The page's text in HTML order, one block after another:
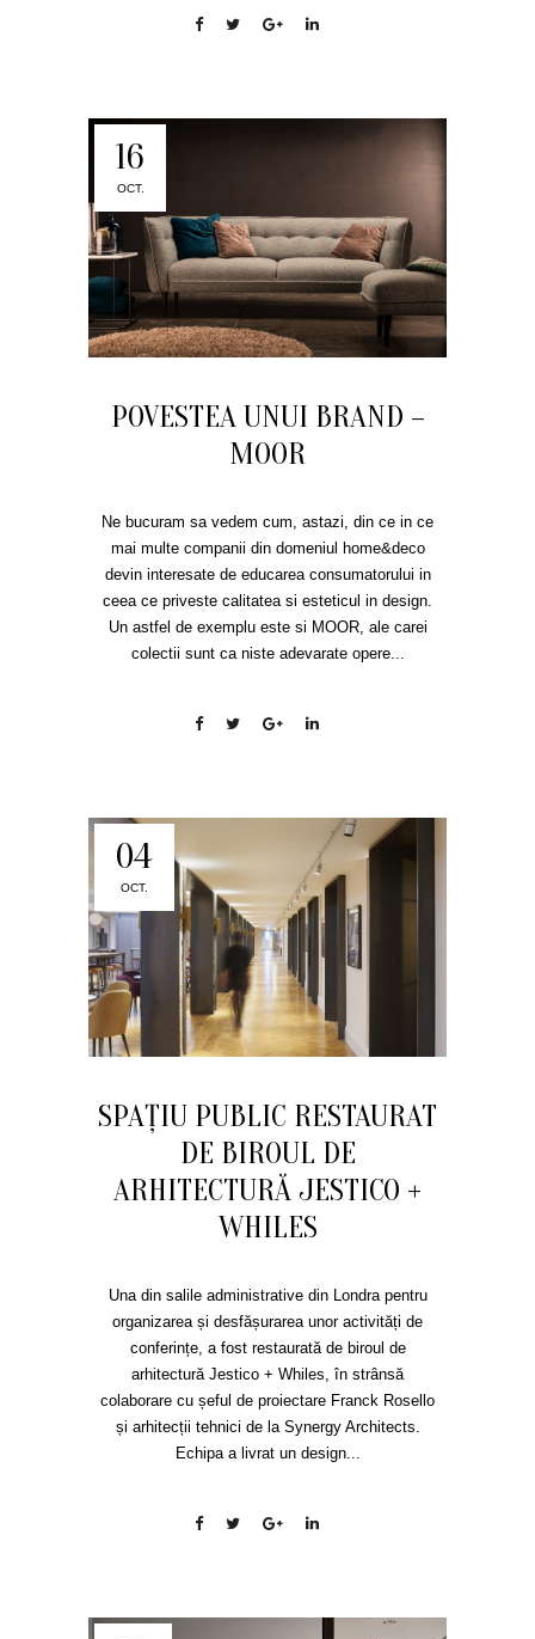
16
OCT.
POVESTEA UNUI BRAND –
MOOR
Ne bucuram sa vedem cum, astazi, din ce in ce
mai multe companii din domeniul home&deco
devin interesate de educarea consumatorului in
ceea ce priveste calitatea si esteticul in design.
Un astfel de exemplu este si MOOR, ale carei
colectii sunt ca niste adevarate opere...
04
OCT.
SPAŢIU PUBLIC RESTAURAT
DE BIROUL DE
ARHITECTURĂ JESTICO +
WHILES
Una din salile administrative din Londra pentru
organizarea și desfășurarea unor activități de
conferințe, a fost restaurată de biroul de
arhitectură Jestico + Whiles, în strânsă
colaborare cu șeful de proiectare Franck Rosello
și arhitecții tehnici de la Synergy Architects.
Echipa a livrat un design...